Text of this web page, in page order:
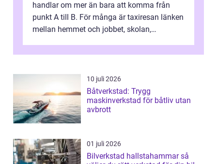
handlar om mer än bara att komma från
punkt A till B. För många är taxiresan länken
mellan hemmet och jobbet, skolan,
10 juli 2026
Båtverkstad: Trygg
maskinverkstad för båtliv utan
avbrott
01 juli 2026
Bilverkstad hallstahammar så